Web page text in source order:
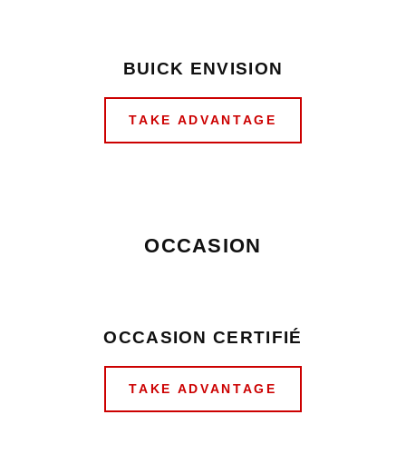
BUICK ENVISION
TAKE ADVANTAGE
OCCASION
OCCASION CERTIFIÉ
TAKE ADVANTAGE